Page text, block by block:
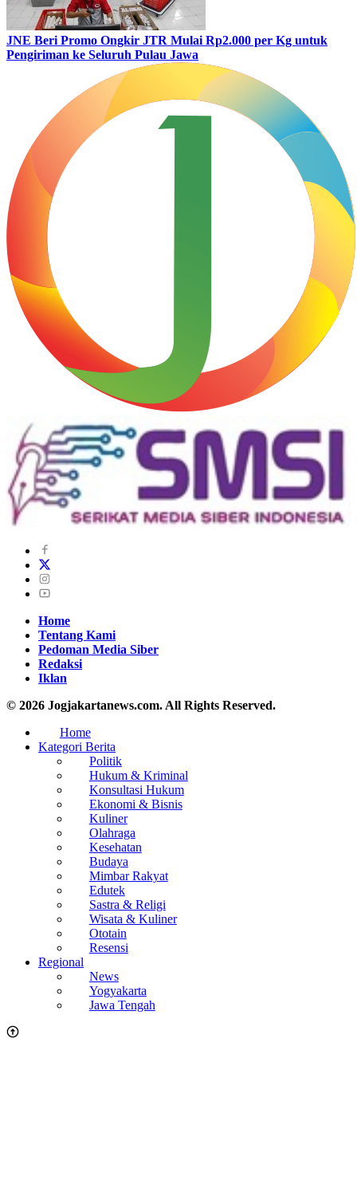
JNE Beri Promo Ongkir JTR Mulai Rp2.000 per Kg untuk
Pengiriman ke Seluruh Pulau Jawa
Home
Tentang Kami
Pedoman Media Siber
Redaksi
Iklan
© 2026 Jogjakartanews.com. All Rights Reserved.
Home
Kategori Berita
Politik
Hukum & Kriminal
Konsultasi Hukum
Ekonomi & Bisnis
Kuliner
Olahraga
Kesehatan
Budaya
Mimbar Rakyat
Edutek
Sastra & Religi
Wisata & Kuliner
Ototain
Resensi
Regional
News
Yogyakarta
Jawa Tengah